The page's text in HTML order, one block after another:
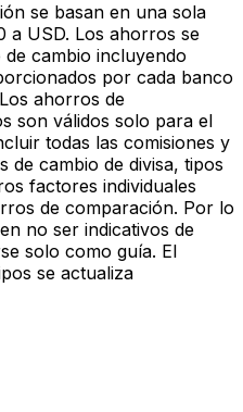
se basan en una sola
a USD. Los ahorros se
cambio incluyendo
por cada banco
ahorros de
son válidos solo para el
todas las comisiones y
de cambio de divisa, tipos
factores individuales
de comparación. Por lo
no ser indicativos de
solo como guía. El
se actualiza